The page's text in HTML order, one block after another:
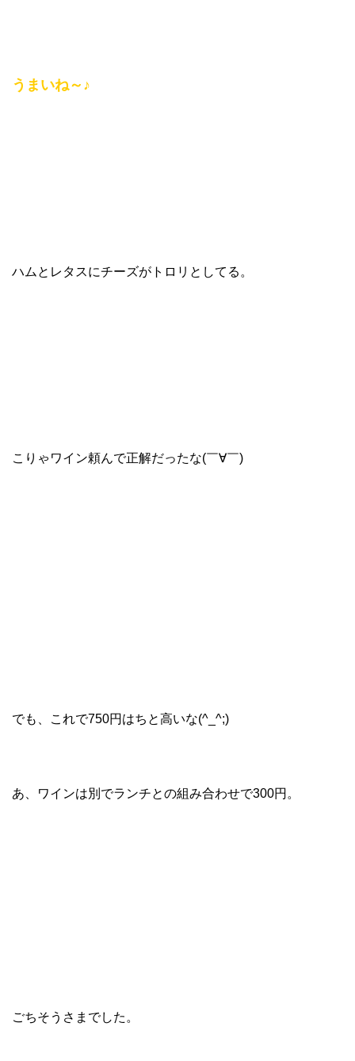
うまいね～♪
ハムとレタスにチーズがトロリとしてる。
こりゃワイン頼んで正解だったな(￣∀￣)
でも、これで750円はちと高いな(^_^;)
あ、ワインは別でランチとの組み合わせで300円。
ごちそうさまでした。